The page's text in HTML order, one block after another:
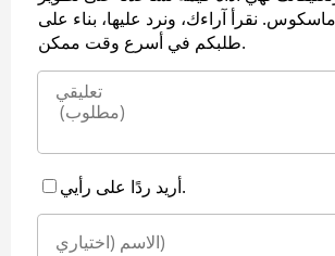
نقرأ آراءك، ونرد عليها، بناء على
طلبكم في أسرع وقت ممكن.
أريد ردًا على رأيي.